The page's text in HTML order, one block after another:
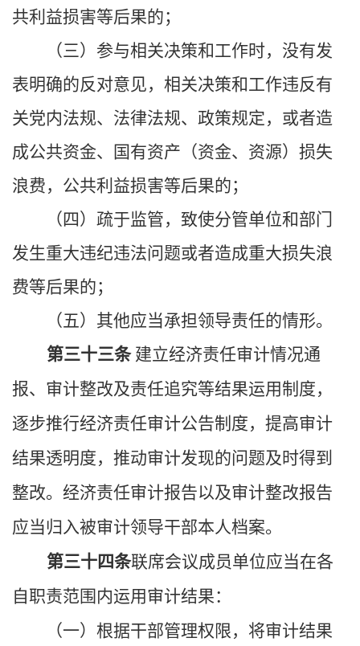
共利益损害等后果的；
（三）参与相关决策和工作时，没有发
表明确的反对意见，相关决策和工作违反有
关党内法规、法律法规、政策规定，或者造
成公共资金、国有资产（资金、资源）损失
浪费，公共利益损害等后果的；
（四）疏于监管，致使分管单位和部门
发生重大违纪违法问题或者造成重大损失浪
费等后果的；
（五）其他应当承担领导责任的情形。
第三十三条 建立经济责任审计情况通
报、审计整改及责任追究等结果运用制度，
逐步推行经济责任审计公告制度，提高审计
结果透明度，推动审计发现的问题及时得到
整改。经济责任审计报告以及审计整改报告
应当归入被审计领导干部本人档案。
第三十四条联席会议成员单位应当在各
自职责范围内运用审计结果：
（一）根据干部管理权限，将审计结果